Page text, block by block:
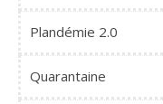
Plandémie 2.0
Quarantaine